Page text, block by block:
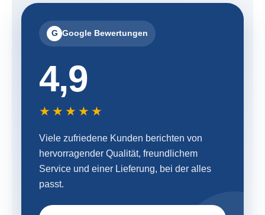
G Google Bewertungen
4,9
★★★★★
Viele zufriedene Kunden berichten von
hervorragender Qualität, freundlichem
Service und einer Lieferung, bei der alles
passt.